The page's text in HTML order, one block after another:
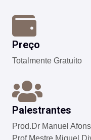
Preço
Totalmente Gratuito
Palestrantes
Prod.Dr Manuel
Prof.Mestre Miguel